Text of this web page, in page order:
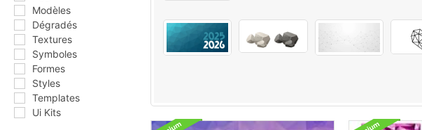
Modèles
Dégradés
Textures
Symboles
Formes
Styles
Templates
Ui Kits